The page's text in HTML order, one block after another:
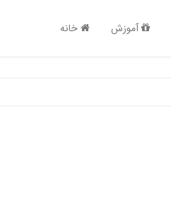
خانه آموزش